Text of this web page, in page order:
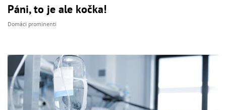
Páni, to je ale kočka!
Domáci prominenti